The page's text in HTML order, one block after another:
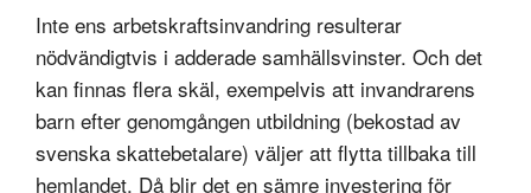
Inte ens arbetskraftsinvandring resulterar
nödvändigtvis i adderade samhällsvinster. Och det
kan finnas flera skäl, exempelvis att invandrarens
barn efter genomgången utbildning (bekostad av
svenska skattebetalare) väljer att flytta tillbaka till
hemlandet. Då blir det en sämre investering för